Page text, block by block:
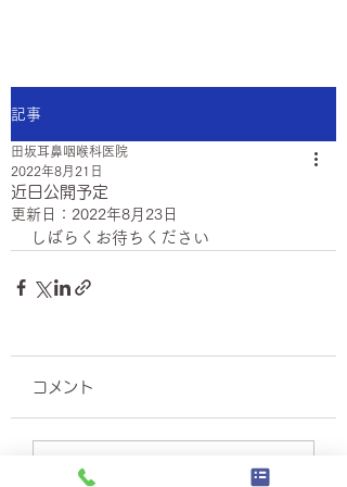
記事
近日公開予定
田坂耳鼻咽喉科医院
2022年8月21日
更新日： 2022年8月23日
しばらくお待ちください
コメント
コメントを追加…